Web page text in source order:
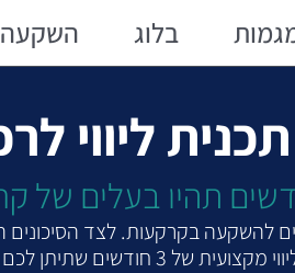
בלוג
תכנית ליווי
להשקעה בקרקעות. לצד
להשקעה חכמה בקרקעות: